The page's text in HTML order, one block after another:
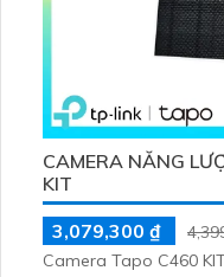
CAMERA NĂNG
KIT
3,079,300 ₫
Camera Tapo C460